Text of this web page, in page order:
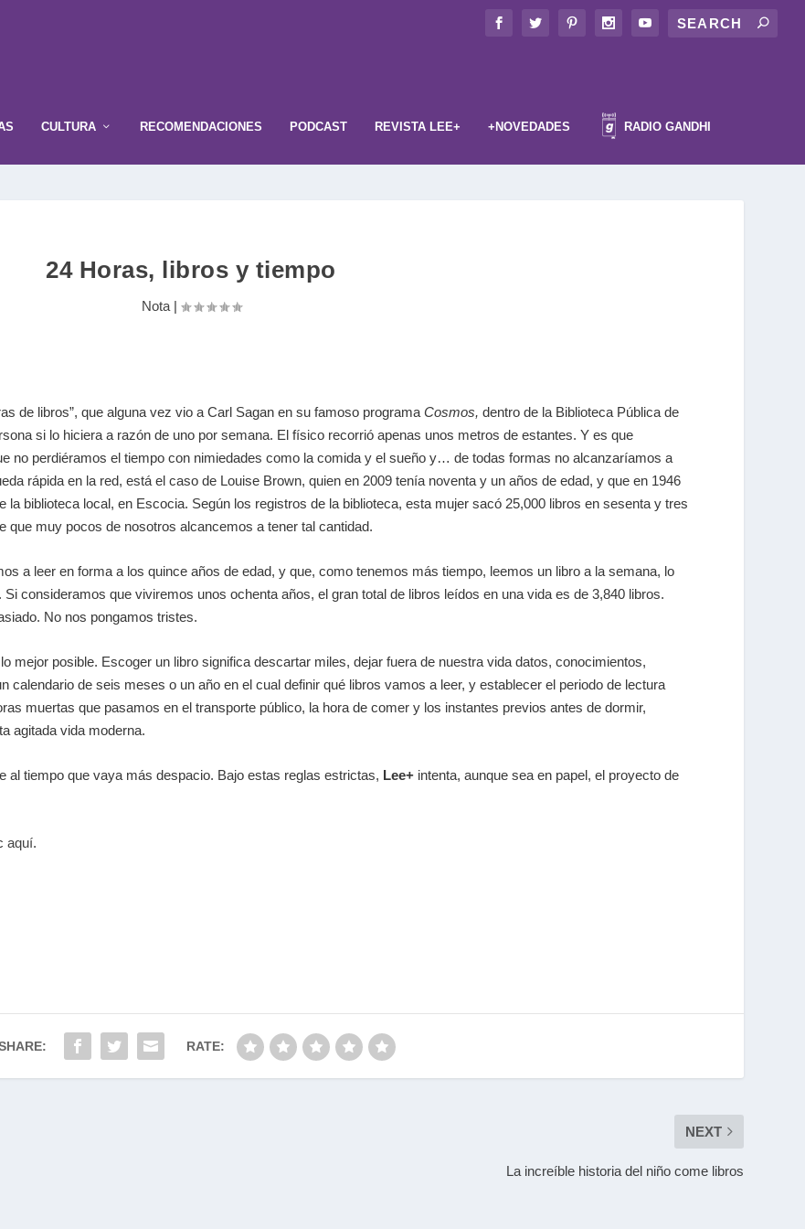
CULTURA RECOMENDACIONES PODCAST REVISTA LEE+ +NOVEDADES RADIO GANDHI
24 Horas, libros y tiempo
Nota|
de libros”, que alguna vez vio a Carl Sagan en su famoso programaCosmos, dentro de la Biblioteca Pública de
si lo hiciera a razón de uno por semana. El físico recorrió apenas unos metros de estantes. Y es que
no perdiéramos el tiempo con nimiedades como la comida y el sueño y… de todas formas no alcanzaríamos a
rápida en la red, está el caso de Louise Brown, quien en 2009 tenía noventa y un años de edad, y que en 1946
biblioteca local, en Escocia. Según los registros de la biblioteca, esta mujer sacó 25,000 libros en sesenta y tres
que muy pocos de nosotros alcancemos a tener tal cantidad.
a leer en forma a los quince años de edad, y que, como tenemos más tiempo, leemos un libro a la semana, lo
consideramos que viviremos unos ochenta años, el gran total de libros leídos en una vida es de 3,840 libros.
No nos pongamos tristes.
mejor posible. Escoger un libro significa descartar miles, dejar fuera de nuestra vida datos, conocimientos,
calendario de seis meses o un año en el cual definir qué libros vamos a leer, y establecer el periodo de lectura
muertas que pasamos en el transporte público, la hora de comer y los instantes previos antes de dormir,
agitada vida moderna.
al tiempo que vaya más despacio. Bajo estas reglas estrictas, Lee+ intenta, aunque sea en papel, el proyecto de
aquí.
RATE:
NEXT
La increíble historia del niño come libros